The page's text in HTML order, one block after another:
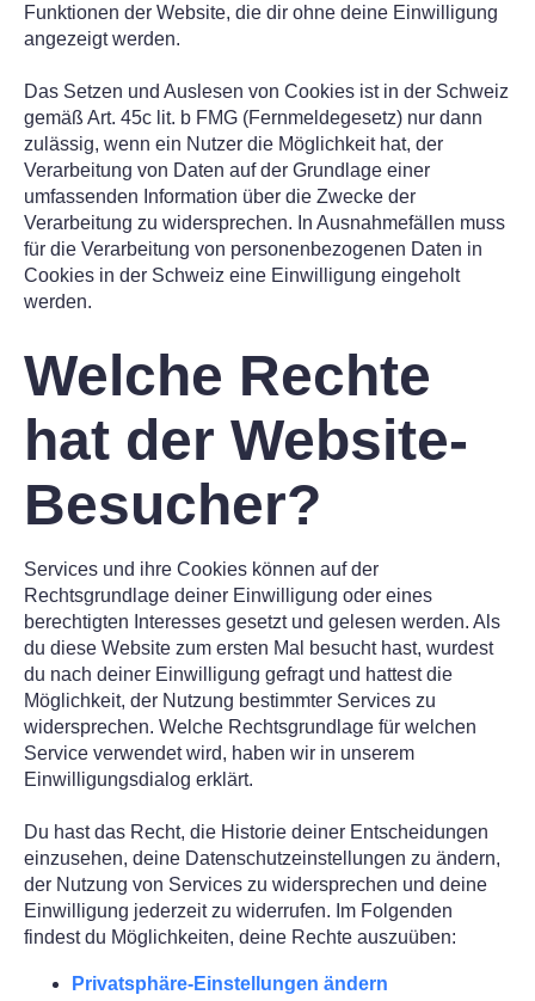
Funktionen der Website, die dir ohne deine Einwilligung
angezeigt werden.
Das Setzen und Auslesen von Cookies ist in der Schweiz
gemäß Art. 45c lit. b FMG (Fernmeldegesetz) nur dann
zulässig, wenn ein Nutzer die Möglichkeit hat, der
Verarbeitung von Daten auf der Grundlage einer
umfassenden Information über die Zwecke der
Verarbeitung zu widersprechen. In Ausnahmefällen muss
für die Verarbeitung von personenbezogenen Daten in
Cookies in der Schweiz eine Einwilligung eingeholt
werden.
Welche Rechte
hat der Website-
Besucher?
Services und ihre Cookies können auf der
Rechtsgrundlage deiner Einwilligung oder eines
berechtigten Interesses gesetzt und gelesen werden. Als
du diese Website zum ersten Mal besucht hast, wurdest
du nach deiner Einwilligung gefragt und hattest die
Möglichkeit, der Nutzung bestimmter Services zu
widersprechen. Welche Rechtsgrundlage für welchen
Service verwendet wird, haben wir in unserem
Einwilligungsdialog erklärt.
Du hast das Recht, die Historie deiner Entscheidungen
einzusehen, deine Datenschutzeinstellungen zu ändern,
der Nutzung von Services zu widersprechen und deine
Einwilligung jederzeit zu widerrufen. Im Folgenden
findest du Möglichkeiten, deine Rechte auszuüben:
Privatsphäre-Einstellungen ändern